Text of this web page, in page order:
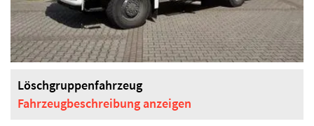
Löschgruppenfahrzeug
Fahrzeugbeschreibung anzeigen